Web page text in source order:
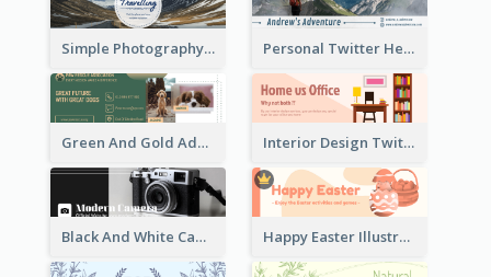
Simple Photography Twitter Header Promoting Travelling Personal Twitter Header Of Hiker
Green And Gold Adoption Promotion Header Design Interior Design Twitter Header In Warm Colour Tone
Black And White Camera Twitter Header Happy Easter Illustrated Twitter Header